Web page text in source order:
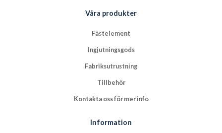
Våra produkter
Fästelement
Ingjutningsgods
Fabriksutrustning
Tillbehör
Kontakta oss för mer info
Information